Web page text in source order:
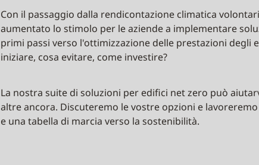
Con il passaggio dalla rendicontazione climatica
aumentato lo stimolo per le aziende a implementare
primi passi verso l'ottimizzazione delle prestazioni degli
iniziare, cosa evitare, come investire?
La nostra suite di soluzioni per edifici net zero può
altre ancora. Discuteremo le vostre opzioni e
e una tabella di marcia verso la sostenibilità.